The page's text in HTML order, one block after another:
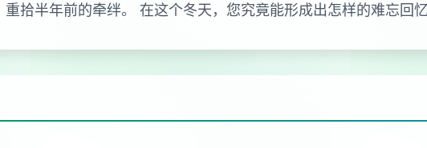
拾半年前的牵绊。 在这个冬天，您究竟能形成出怎样的难忘回